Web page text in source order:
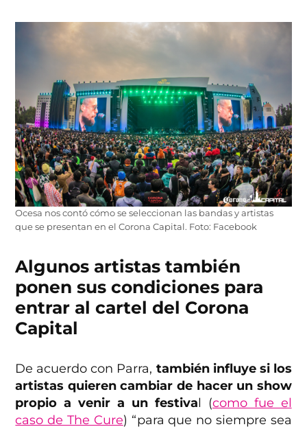
Ocesa nos contó cómo se seleccionan las bandas y artistas
que se presentan en el Corona Capital. Foto: Facebook
Algunos artistas también
ponen sus condiciones para
entrar al cartel del Corona
Capital
De acuerdo con Parra, también influye si los
artistas quieren cambiar de hacer un show
propio a venir a un festival (como fue el
caso de The Cure) “para que no siempre sea